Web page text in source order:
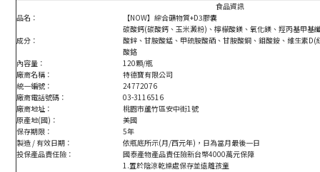
食品資訊
品名：
【NOW】 綜合礦物質+D3膠囊
成分：
碳酸鈣(碳酸鈣、玉米澱粉)、檸檬酸鎂、氧化鎂、羥丙基甲基
酸鋅、甘胺酸錳、甲硫胺酸硒、甘胺酸銅、鉬酸銨、維生素
酸鉻
內容量：
120顆/瓶
廠商名稱：
特德寶有限公司
統一編號：
24772076
廠商電話號碼：
03-3116516
廠商地址：
桃園市蘆竹區安中街1號
原產地(國)：
美國
保存期限：
5年
製造 / 有效日期：
依瓶底所示(月/西元年)，日為當月最後一日
投保產品責任險：
國泰產物產品責任險新台幣4000萬元保障
1.置於陰涼乾燥處保存並遠離孩童